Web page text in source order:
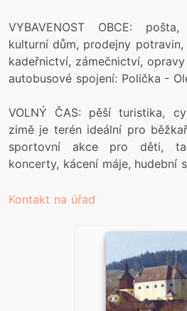
VYBAVENOST OBCE:
kulturní dům, prodejny
kadeřnictví, zámečnictví,
autobusové spojení: Polička -
VOLNÝ ČAS: pěší turistika,
zimě je terén ideální pro
sportovní akce pro děti,
koncerty, kácení máje, hudební
Kontakt na úřad